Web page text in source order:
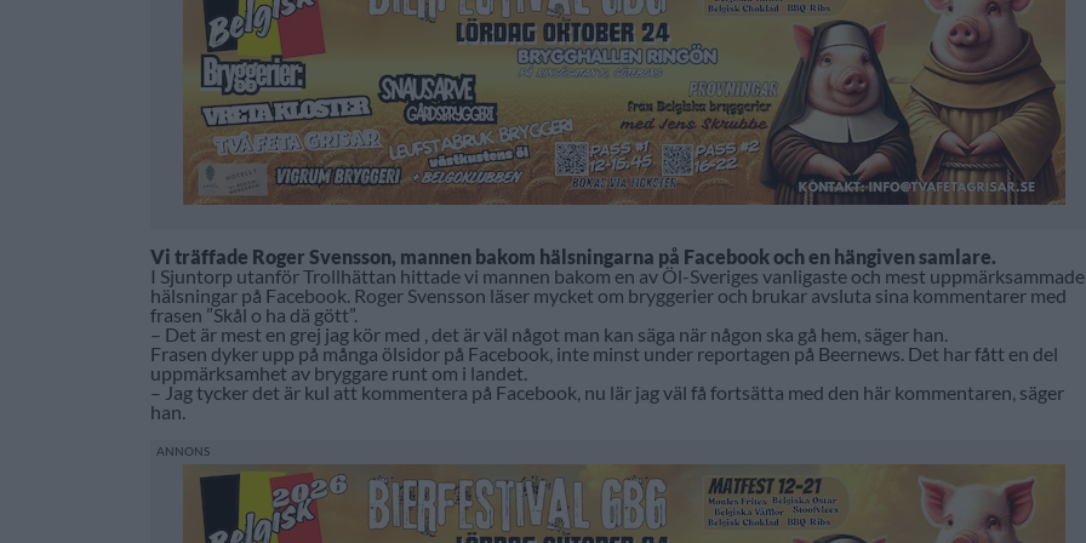
Vi träffade Roger Svensson, mannen bakom hälsningarna på Facebook och en hängiven samlare.
I Sjuntorp utanför Trollhättan hittade vi mannen bakom en av Öl-Sveriges vanligaste och mest uppmärksammade
hälsningar på Facebook. Roger Svensson läser mycket om bryggerier och brukar avsluta sina kommentarer med
frasen ”Skål o ha dä gött”.
– Det är mest en grej jag kör med , det är väl något man kan säga när någon ska gå hem, säger han.
Frasen dyker upp på många ölsidor på Facebook, inte minst under reportagen på Beernews. Det har fått en del
uppmärksamhet av bryggare runt om i landet.
– Jag tycker det är kul att kommentera på Facebook, nu lär jag väl få fortsätta med den här kommentaren, säger
han.